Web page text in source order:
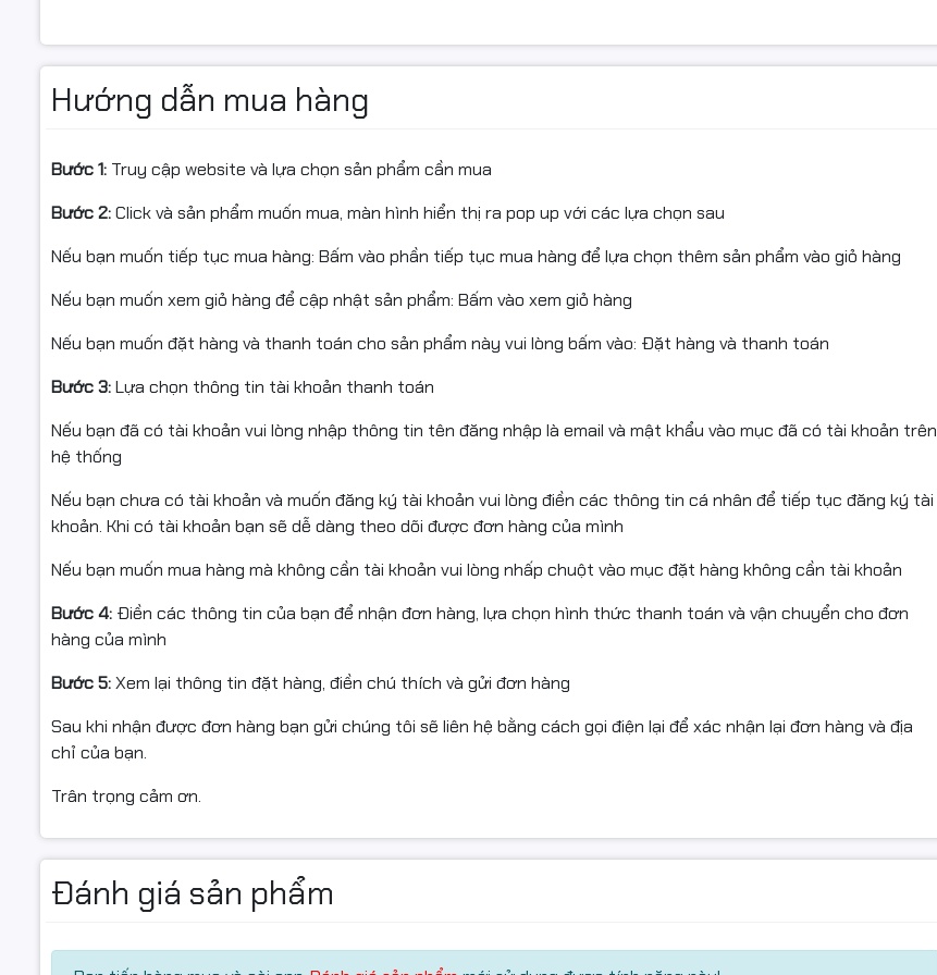
ứng tốt nhu cầu chỉnh sửa ảnh (Photoshop, Canva) hay cắt ghép video cơ bản.
2. Đa nhiệm hoàn hảo với RAM 16GB 3200MHz
bus 3200MHz
. Điều này giúp bạn loại bỏ hoàn toàn tình trạng giật lag khi chuyển đổi giữa các ứng dụng làm việc,
họp trực tuyến và giải trí cùng lúc.
3. Tốc độ truy xuất dữ liệu cực nhanh với SSD 512GB
Ổ cứng SSD 512GB
cung cấp không gian lưu trữ rộng lớn cho tài liệu và phần mềm. Quan trọng hơn, tốc độ khởi
động Windows 11 và mở ứng dụng chỉ tính bằng giây, giúp bạn bắt đầu công việc đầy cảm hứng mà không phải
4. Thiết kế hiện đại, nhỏ gọn với Case Kenoo T13
chắc chắn, khả năng tản nhiệt tốt giúp linh kiện bên trong luôn bền bỉ trong suốt thời gian dài sử dụng.
Hướng dẫn mua hàng
Bước 1: Truy cập website và lựa chọn sản phẩm cần mua
Bước 2:Click và sản phẩm muốn mua, màn hình hiển thị ra pop up với các lựa chọn sau
Nếu bạn muốn tiếp tục mua hàng: Bấm vào phần tiếp tục mua hàng để lựa chọn thêm sản phẩm vào giỏ hàng
Nếu bạn muốn xem giỏ hàng để cập nhật sản phẩm: Bấm vào xem giỏ hàng
Nếu bạn muốn đặt hàng và thanh toán cho sản phẩm này vui lòng bấm vào: Đặt hàng và thanh toán
Bước 3:Lựa chọn thông tin tài khoản thanh toán
Nếu bạn đã có tài khoản vui lòng nhập thông tin tên đăng nhập là email và mật khẩu vào mục đã có tài khoản trên
hệ thống
Nếu bạn chưa có tài khoản và muốn đăng ký tài khoản vui lòng điền các thông tin cá nhân để tiếp tục đăng ký tài
khoản. Khi có tài khoản bạn sẽ dễ dàng theo dõi được đơn hàng của mình
Nếu bạn muốn mua hàng mà không cần tài khoản vui lòng nhấp chuột vào mục đặt hàng không cần tài khoản
Bước 4: Điền các thông tin của bạn để nhận đơn hàng, lựa chọn hình thức thanh toán và vận chuyển cho đơn
hàng của mình
Bước 5:Xem lại thông tin đặt hàng, điền chú thích và gửi đơn hàng
Sau khi nhận được đơn hàng bạn gửi chúng tôi sẽ liên hệ bằng cách gọi điện lại để xác nhận lại đơn hàng và địa
chỉ của bạn.
Trân trọng cảm ơn.
Đánh giá sản phẩm